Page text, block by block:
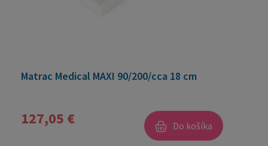
Matrac Medical MAXI 90/200/cca 18 cm
127,05 € Do košíka